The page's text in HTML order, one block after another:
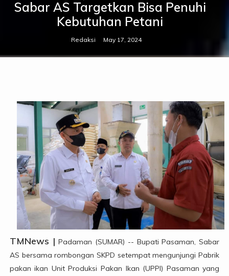
Sabar AS Targetkan Bisa Penuhi
Kebutuhan Petani
Redaksi May 17, 2024
TMNews |Padaman (SUMAR) -- Bupati Pasaman, Sabar
AS bersama rombongan SKPD setempat mengunjungi Pabrik
pakan ikan Unit Produksi Pakan Ikan (UPPI) Pasaman yang